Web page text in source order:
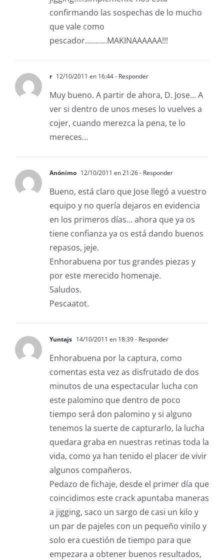
confirmando las sospechas de lo mucho
que vale como
pescador………..MAKINAAAAAA!!!
r 12/10/2011 en 16:44- Responder
Muy bueno. A partir de ahora, D. Jose… A
ver si dentro de unos meses lo vuelves a
cojer, cuando merezca la pena, te lo
mereces…
Anónimo 12/10/2011 en 21:26- Responder
Bueno, está claro que Jose llegó a vuestro
equipo y no quería dejaros en evidencia
en los primeros días… ahora que ya os
tiene confianza ya os está dando buenos
repasos, jeje.
Enhorabuena por tus grandes piezas y
por este merecido homenaje.
Saludos.
Pescaatot.
Yuntajs 14/10/2011 en 18:39- Responder
Enhorabuena por la captura, como
comentas esta vez as disfrutado de dos
minutos de una espectacular lucha con
este palomino que dentro de poco
tiempo será don palomino y si alguno
tenemos la suerte de capturarlo, la lucha
quedara graba en nuestras retinas toda la
vida, como ya han tenido el placer de vivir
algunos compañeros.
Pedazo de fichaje, desde el primer día que
coincidimos este crack apuntaba maneras
a jigging, saco un sargo de casi un kilo y
un par de pajeles con un pequeño vinilo y
solo era cuestión de tiempo para que
empezara a obtener buenos resultados,